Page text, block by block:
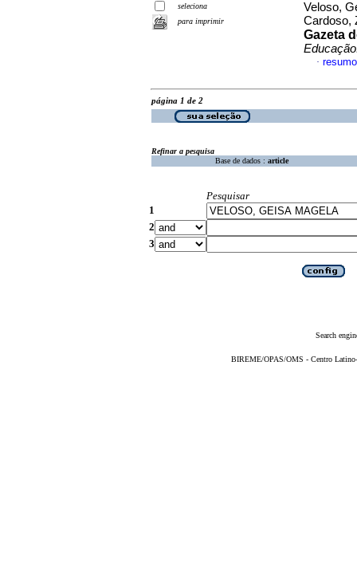
seleciona
para imprimir
Veloso,
Cardoso,
Gazeta
·
página 1 de 2
Refinar a pesquisa
Base de dados : article
Pesquisar
1
2
3
Search
BIREME/OPAS/OMS - Centro Latino-